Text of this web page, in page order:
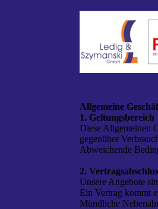
Allgemeine
1. Geltungsbereich
Diese Allgemeinen
gegenüber
Abweichende
2.
Unsere Angebote
Ein Vertrag kommt
Mündliche